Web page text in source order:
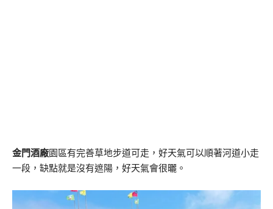
金門酒廠園區有完善草地步道可走，好天氣可以順著河道小走
一段，缺點就是沒有遮陽，好天氣會很曬。